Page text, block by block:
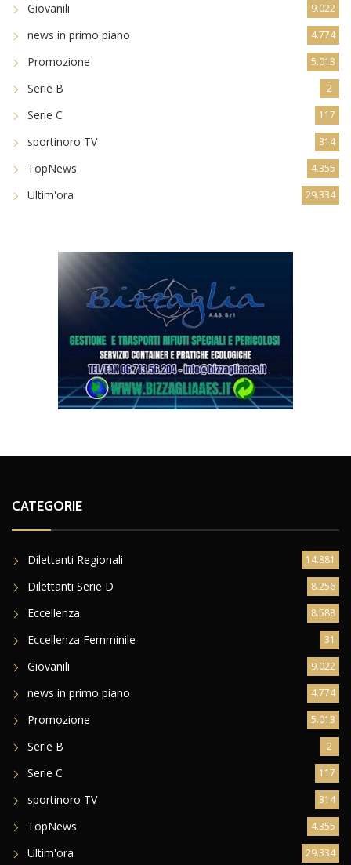
Giovanili 9.022
news in primo piano 4.774
Promozione 5.013
Serie B 2
Serie C 117
sportinoro TV 314
TopNews 4.355
Ultim'ora 29.334
CATEGORIE
Dilettanti Regionali 14.881
Dilettanti Serie D 8.256
Eccellenza 8.588
Eccellenza Femminile 31
Giovanili 9.022
news in primo piano 4.774
Promozione 5.013
Serie B 2
Serie C 117
sportinoro TV 314
TopNews 4.355
Ultim'ora 29.334